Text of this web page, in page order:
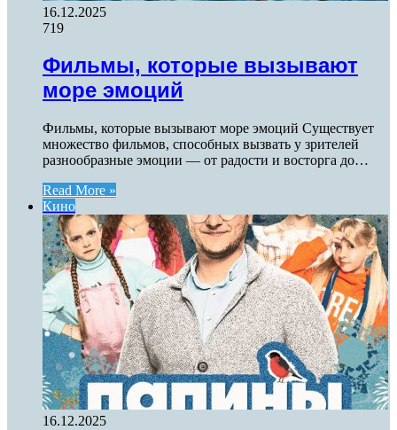
16.12.2025
719
Фильмы, которые вызывают
море эмоций
Фильмы, которые вызывают море эмоций Существует
множество фильмов, способных вызвать у зрителей
разнообразные эмоции — от радости и восторга до…
Read More »
Кино
16.12.2025